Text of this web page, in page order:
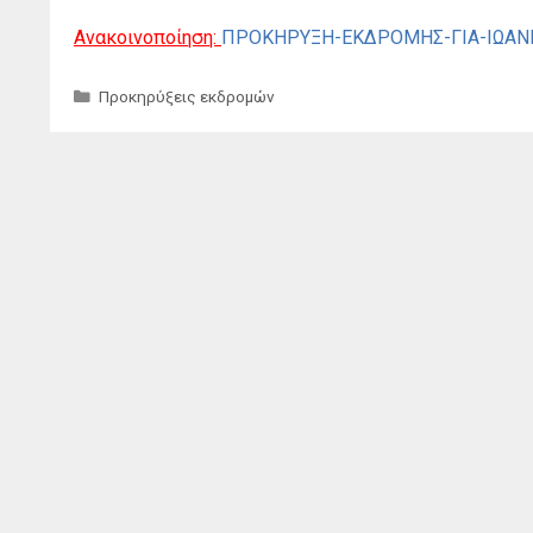
Ανακοινοποίηση: ΠΡΟΚΗΡΥΞΗ-ΕΚΔΡΟΜΗΣ-ΓΙΑ-
Κατηγορίες
Προκηρύξεις εκδρομών